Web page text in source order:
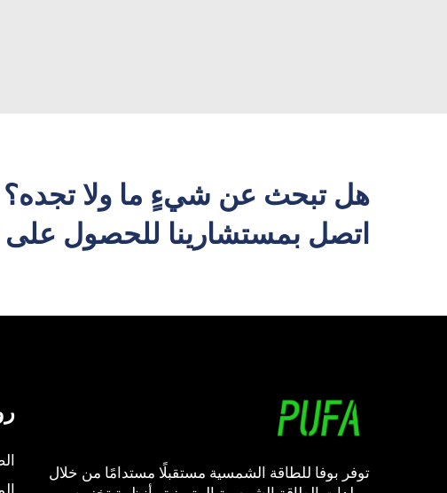
هل تبحث عن شيءٍ ما ولا تجده؟
اتصل بمستشارينا للحصول على
توفر بوفا للطاقة الشمسية مستقبلًا مستدامًا من خلال